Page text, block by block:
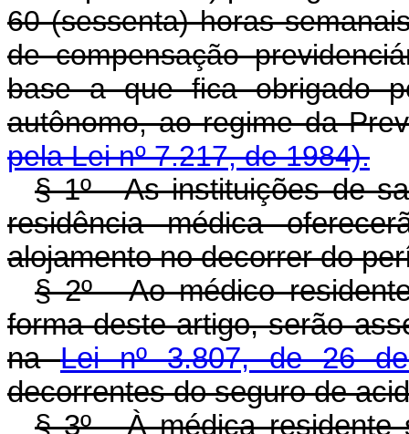
60 (sessenta) horas
de compensação
base a que fica obrigado
autônomo, ao regime da
pela Lei nº 7.217, de 1984).
§ 1º - As instituições de
residência médica
alojamento no decorrer do
§ 2º - Ao médico
forma deste artigo, serão
naLei nº 3.807, de 26
decorrentes do seguro de
§ 3º - À médica residente